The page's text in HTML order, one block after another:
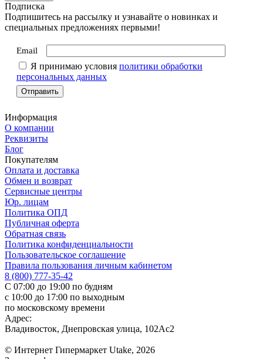
Подписка
Подпишитесь на рассылку и узнавайте о новинках и
специальных предложениях первыми!
Email
Я принимаю условия политики обработки
персональных данных
Информация
О компании
Реквизиты
Блог
Покупателям
Оплата и доставка
Обмен и возврат
Сервисные центры
Юр. лицам
Политика ОПД
Публичная оферта
Обратная связь
Политика конфиденциальности
Пользовательское соглашение
Правила пользования личным кабинетом
8 (800) 777-35-42
С 07:00 до 19:00 по будням
с 10:00 до 17:00 по выходным
по московскому времени
Адрес:
Владивосток, Днепровская улица, 102Ас2
© Интернет Гипермаркет Utake, 2026